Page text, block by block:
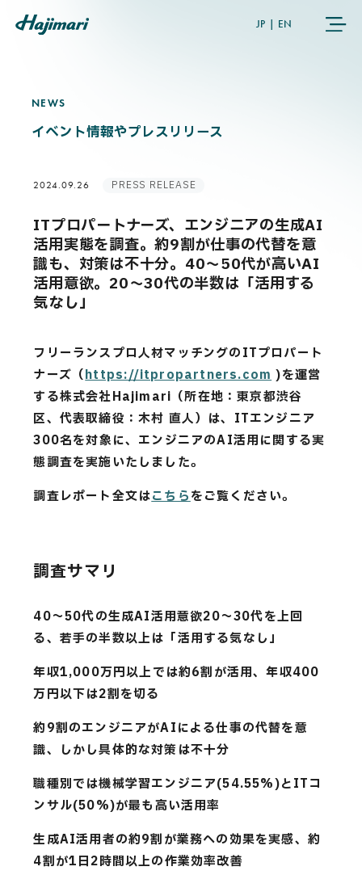
JP EN
COMPANY
NEWS
USER’S VOICE
MEMBERS
CAREERS
CONTACT
NEWS
NEWS
イベント情報やプレスリリース
2024.09.26 PRESS RELEASE
ITプロパートナーズ、エンジニアの生成AI
活用実態を調査。約9割が仕事の代替を意
識も、対策は不十分。40〜50代が高いAI
活用意欲。20〜30代の半数は「活用する
気なし」
フリーランスプロ人材マッチングのITプロパート
ナーズ（https://itpropartners.com)を運営
する株式会社Hajimari（所在地：東京都渋谷
区、代表取締役：木村 直人）は、ITエンジニア
300名を対象に、エンジニアのAI活用に関する実
態調査を実施いたしました。
調査レポート全文はこちらをご覧ください。
調査サマリ
40〜50代の生成AI活用意欲20〜30代を上回
る、若手の半数以上は「活用する気なし」
年収1,000万円以上では約6割が活用、年収400
万円以下は2割を切る
約9割のエンジニアがAIによる仕事の代替を意
識、しかし具体的な対策は不十分
職種別では機械学習エンジニア(54.55%)とITコ
ンサル(50%)が最も高い活用率
生成AI活用者の約9割が業務への効果を実感、約
4割が1日2時間以上の作業効率改善